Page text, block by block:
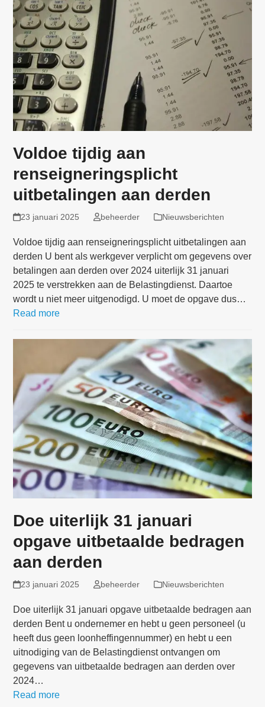
Voldoe tijdig aan
renseigneringsplicht
uitbetalingen aan derden
23 januari 2025 beheerder Nieuwsberichten
Voldoe tijdig aan renseigneringsplicht uitbetalingen aan
derden U bent als werkgever verplicht om gegevens over
betalingen aan derden over 2024 uiterlijk 31 januari
2025 te verstrekken aan de Belastingdienst. Daartoe
wordt u niet meer uitgenodigd. U moet de opgave dus…
Read more
Doe uiterlijk 31 januari
opgave uitbetaalde bedragen
aan derden
23 januari 2025 beheerder Nieuwsberichten
Doe uiterlijk 31 januari opgave uitbetaalde bedragen aan
derden Bent u ondernemer en hebt u geen personeel (u
heeft dus geen loonheffingennummer) en hebt u een
uitnodiging van de Belastingdienst ontvangen om
gegevens van uitbetaalde bedragen aan derden over
2024…
Read more